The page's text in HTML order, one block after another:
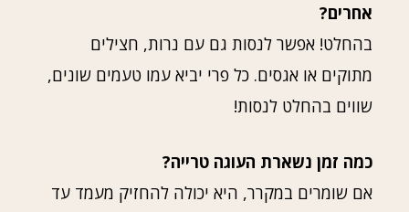
אחרים?
בהחלט! אפשר לנסות גם עם נרות, חצילים
מתוקים או אגסים. כל פרי יביא עמו טעמים שונים,
שווים בהחלט לנסות!
כמה זמן נשארת העוגה טרייה?
אם שומרים במקרר, היא יכולה להחזיק מעמד עד